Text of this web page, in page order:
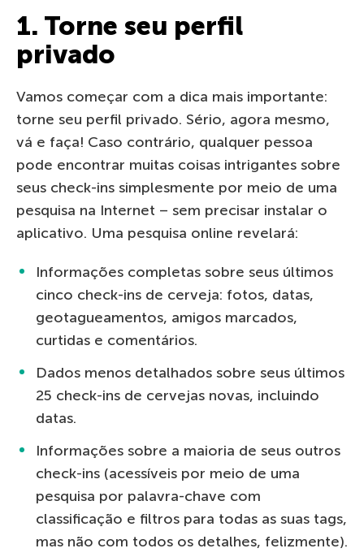
1. Torne seu perfil
privado
Vamos começar com a dica mais importante:
torne seu perfil privado. Sério, agora mesmo,
vá e faça! Caso contrário, qualquer pessoa
pode encontrar muitas coisas intrigantes sobre
seus check-ins simplesmente por meio de uma
pesquisa na Internet – sem precisar instalar o
aplicativo. Uma pesquisa online revelará:
Informações completas sobre seus últimos
cinco check-ins de cerveja: fotos, datas,
geotagueamentos, amigos marcados,
curtidas e comentários.
Dados menos detalhados sobre seus últimos
25 check-ins de cervejas novas, incluindo
datas.
Informações sobre a maioria de seus outros
check-ins (acessíveis por meio de uma
pesquisa por palavra-chave com
classificação e filtros para todas as suas tags,
mas não com todos os detalhes, felizmente).